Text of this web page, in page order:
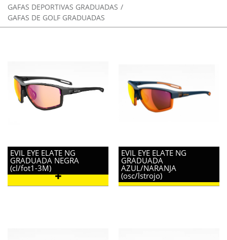
GAFAS DEPORTIVAS GRADUADAS
GAFAS DE GOLF GRADUADAS
EVIL EYE ELATE NG
GRADUADA NEGRA
(cl/fot1-3M)
EVIL EYE ELATE NG
GRADUADA
AZUL/NARANJA
(osc/lstrojo)